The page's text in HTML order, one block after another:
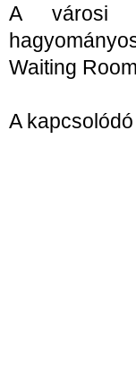
A városi
Waiting
A